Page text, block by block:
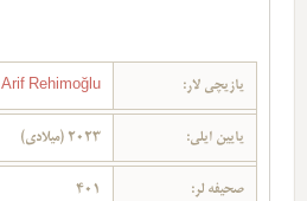
یازیچی لار: Arif Rehimoğlu
یایین ایلی: 2023 (میلادی)
صحیفه لر: 401